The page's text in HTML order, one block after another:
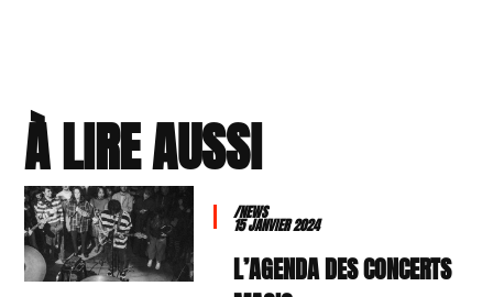
À LIRE AUSSI
/NEWS
15 JANVIER 2024
L’AGENDA DES CONCERTS